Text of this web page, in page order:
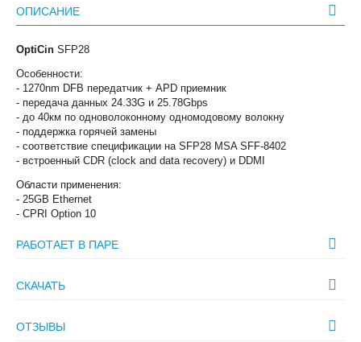
ОПИСАНИЕ
OptiCin SFP28
Особенности:
- 1270nm DFB передатчик + APD приемник
- передача данных 24.33G и 25.78Gbps
- до 40км по одноволоконному одномодовому волокну
- поддержка горячей замены
- соответствие спецификации на SFP28 MSA SFF-8402
- встроенный CDR (clock and data recovery) и DDMI
Области применения:
- 25GB Ethernet
- CPRI Option 10
РАБОТАЕТ В ПАРЕ
СКАЧАТЬ
ОТЗЫВЫ